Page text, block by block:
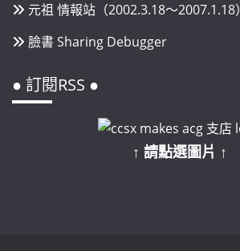
元祖 情報站（2002.3.18～2007.1.18）
臉書 Sharing Debugger
● 訂閱RSS ●
↑ 請點選圖片 ↑